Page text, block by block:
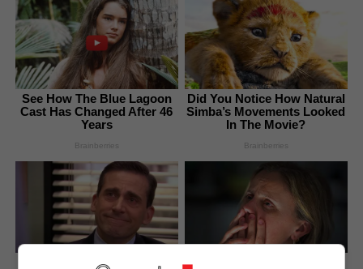
See How The Blue Lagoon
Cast Has Changed After 46
Years
Brainberries
Did You Notice How Natural
Simba’s Movements Looked
In The Movie?
Brainberries
Why Did He Leave At The
Will You Survive? 10 Things